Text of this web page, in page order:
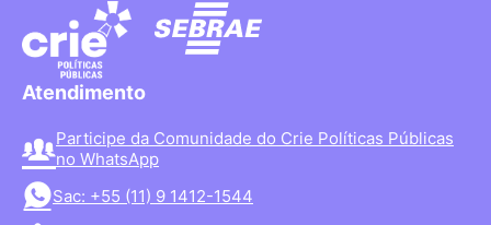
Atendimento
Participe da Comunidade do Crie Políticas Públicas
no WhatsApp
Sac: +55 (11) 9 1412-1544